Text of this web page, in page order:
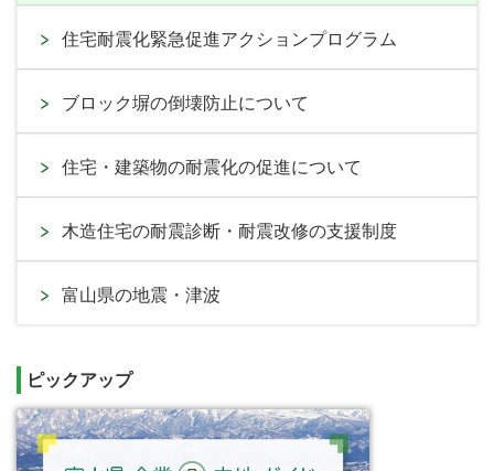
住宅耐震化緊急促進アクションプログラム
ブロック塀の倒壊防止について
住宅・建築物の耐震化の促進について
木造住宅の耐震診断・耐震改修の支援制度
富山県の地震・津波
ピックアップ